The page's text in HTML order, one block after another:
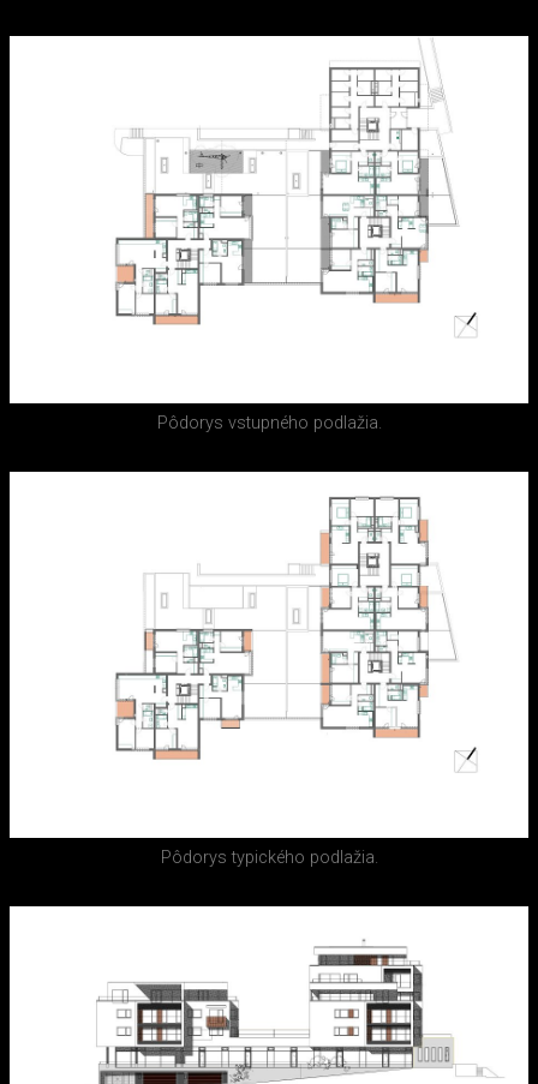
Pôdorys vstupného podlažia.
Pôdorys typického podlažia.